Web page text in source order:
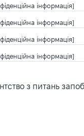
інформація]
інформація]
інформація]
інформація]
з питань